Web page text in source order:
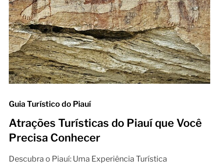
Guia Turístico do Piauí
Atrações Turísticas do Piauí que Você
Precisa Conhecer
Descubra o Piauí: Uma Experiência Turística